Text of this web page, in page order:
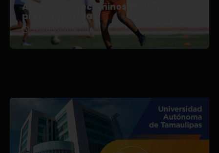
Afianza Correcaminos TDP su
pretemporada
3 de agosto de 2026